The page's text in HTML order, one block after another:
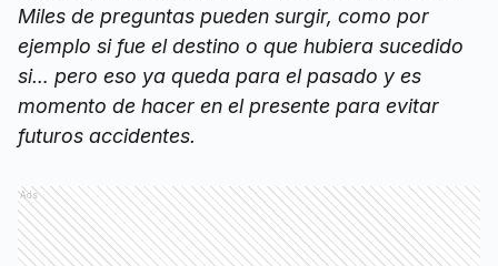
Miles de preguntas pueden surgir, como por
ejemplo si fue el destino o que hubiera sucedido
si… pero eso ya queda para el pasado y es
momento de hacer en el presente para evitar
futuros accidentes.
Ads